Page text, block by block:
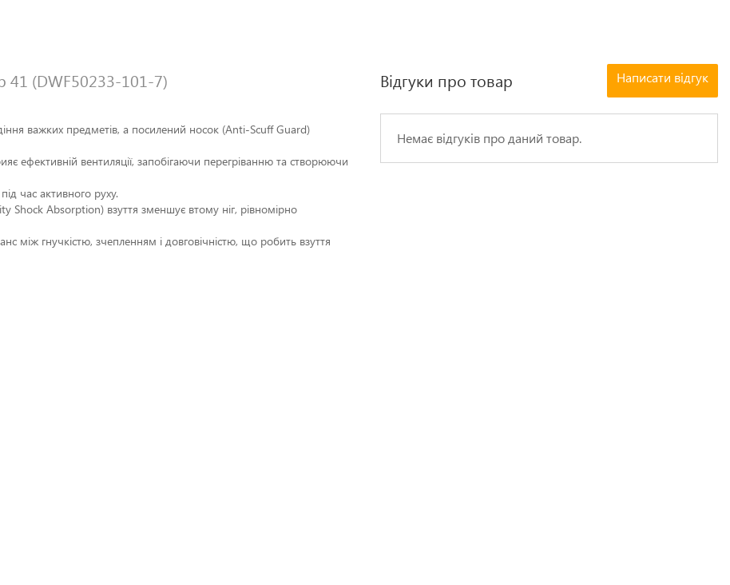
41 (DWF50233-101-7)
важких предметів, а посилений носок (Anti-Scuff Guard)
ефективній вентиляції, запобігаючи перегріванню та створюючи
час активного руху.
Shock Absorption) взуття зменшує втому ніг, рівномірно
між гнучкістю, зчепленням і довговічністю, що робить взуття
Відгуки про товар Написати відгук
Немає відгуків про даний товар.